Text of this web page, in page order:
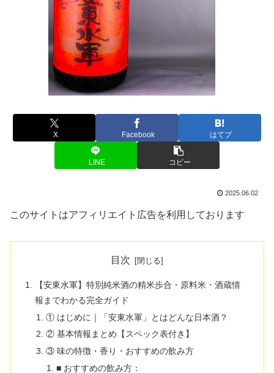
X Facebook はてブ
LINE コピー
2025.06.02
このサイトはアフィリエイト広告を利用しております
目次
【安東水軍】特別純米酒の精米歩合・原料米・酒蔵情
報までわかる完全ガイド
① はじめに｜「安東水軍」とはどんな日本酒？
② 基本情報まとめ【スペック表付き】
③ 味の特徴・香り・おすすめの飲み方
■ おすすめの飲み方：